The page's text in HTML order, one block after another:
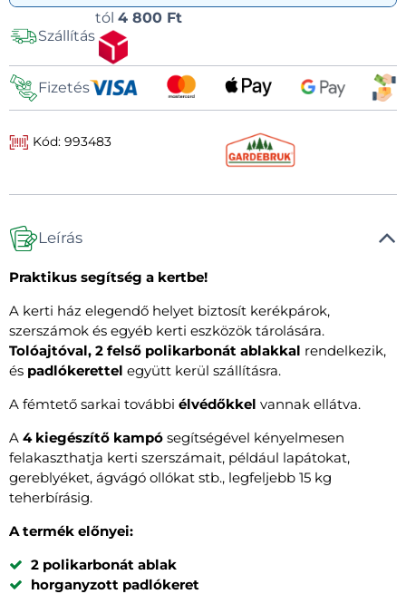
Szállítás
tól 4 800 Ft
Fizetés
Kód: 993483
Leírás
Praktikus segítség a kertbe!
A kerti ház elegendő helyet biztosít kerékpárok,
szerszámok és egyéb kerti eszközök tárolására.
Tolóajtóval, 2 felső polikarbonát ablakkal rendelkezik,
és padlókerettel együtt kerül szállításra.
A fémtető sarkai további élvédőkkel vannak ellátva.
A 4 kiegészítő kampó segítségével kényelmesen
felakaszthatja kerti szerszámait, például lapátokat,
gereblyéket, ágvágó ollókat stb., legfeljebb 15 kg
teherbírásig.
A termék előnyei:
2 polikarbonát ablak
horganyzott padlókeret